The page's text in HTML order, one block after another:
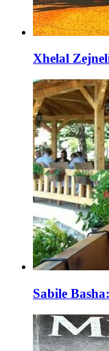
Xhelal
Sabile